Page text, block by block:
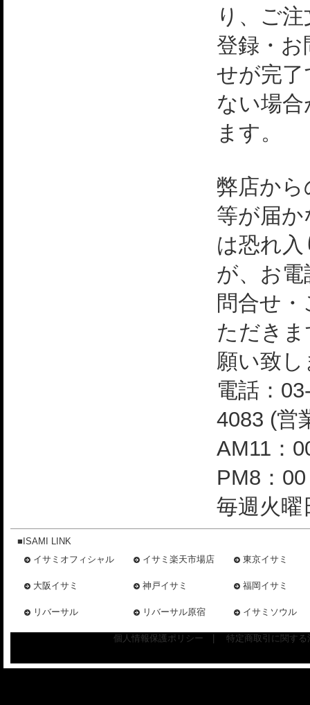
り、ご
登録・
せが完
ない場
ます。
弊店か
等が届
は恐れ
が、お
問合せ
ただき
願い致
電話：
4083 (営
AM11：
PM8：
毎週火曜
■ISAMI LINK
イサミオフィシャル
イサミ楽天市場店 東京イサミ
大阪イサミ 神戸イサミ 福岡イサミ
リバーサル リバーサル原宿 イサミソウル
個人情報保護ポリシー 特定商取引に関す